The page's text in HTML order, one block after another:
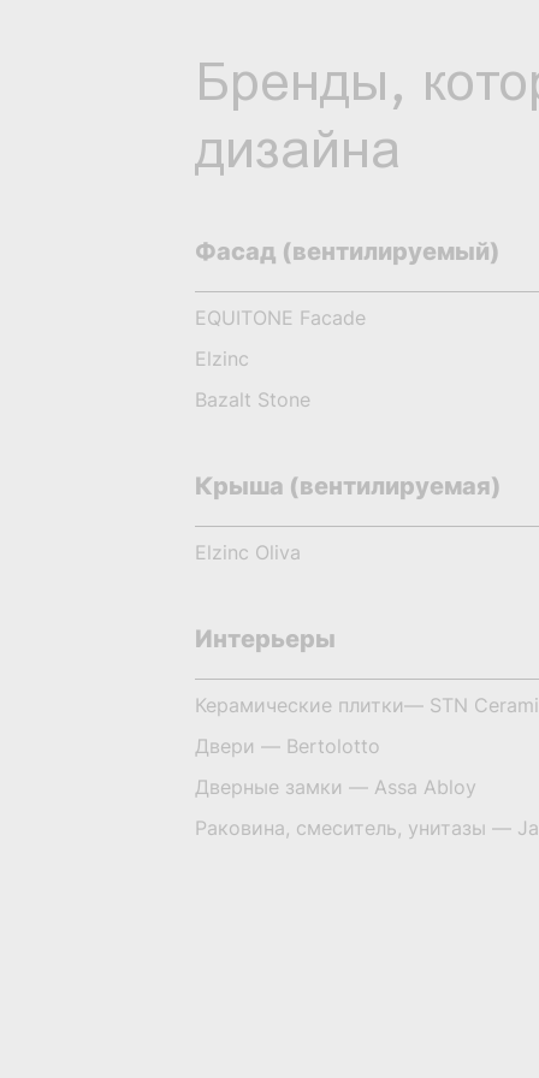
Бренды,
дизайна
Фасад (вентилируемый)
EQUITONE Facade
Elzinc
Bazalt Stone
Крыша (вентилируемая)
Elzinc Oliva
Интерьеры
Керамические плитки— STN
Двери — Bertolotto
Дверные замки — Assa Abloy
Раковина, смеситель, унитазы —